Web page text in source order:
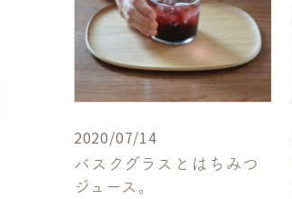
2020/07/14
バスクグラスとはちみつ
ジュース。